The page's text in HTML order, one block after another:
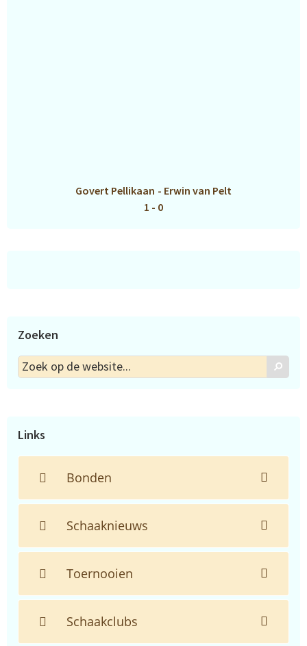
Govert Pellikaan - Erwin van Pelt
1 - 0
Zoeken
Zoek
op
Zoek
Links
Bonden
Schaaknieuws
Toernooien
Schaakclubs